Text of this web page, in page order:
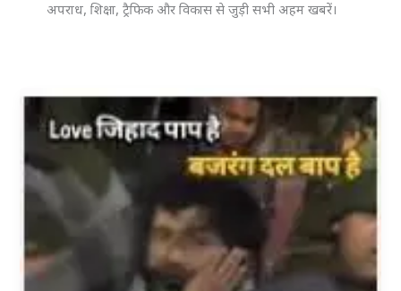
अपराध, शिक्षा, ट्रैफिक और विकास से जुड़ी सभी अहम खबरें।